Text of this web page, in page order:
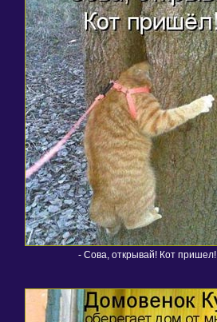
- Сова, открывай! Кот пришел!